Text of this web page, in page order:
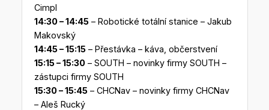
Cimpl
14:30 – 14:45– Robotické totální stanice – Jakub
Makovský
14:45 – 15:15– Přestávka – káva, občerstvení
15:15 – 15:30– SOUTH – novinky firmy SOUTH –
zástupci firmy SOUTH
15:30 – 15:45– CHCNav – novinky firmy CHCNav
– Aleš Rucký